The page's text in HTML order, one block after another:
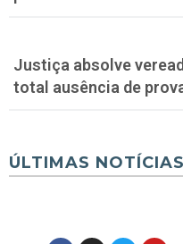
Justiça absolve
total ausência de
ÚLTIMAS NOTÍCIAS